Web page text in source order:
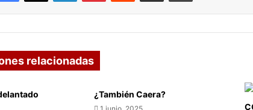
relacionadas
¿También Caera?